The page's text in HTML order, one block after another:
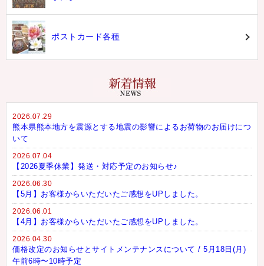
ポストカード各種
2026.07.29
熊本県熊本地方を震源とする地震の影響によるお荷物のお届けにつ
いて
2026.07.04
【2026夏季休業】発送・対応予定のお知らせ♪
2026.06.30
【5月】お客様からいただいたご感想をUPしました。
2026.06.01
【4月】お客様からいただいたご感想をUPしました。
2026.04.30
価格改定のお知らせとサイトメンテナンスについて / 5月18日(月)
午前6時〜10時予定